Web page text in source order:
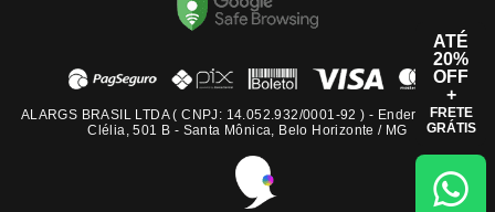
ALARGS BRASIL LTDA ( CNPJ: 14.052.932/0001-92 ) - Endereço: Rua
Clélia, 501 B - Santa Mônica, Belo Horizonte / MG
ATÉ
20%
OFF
+
FRETE
GRÁTIS